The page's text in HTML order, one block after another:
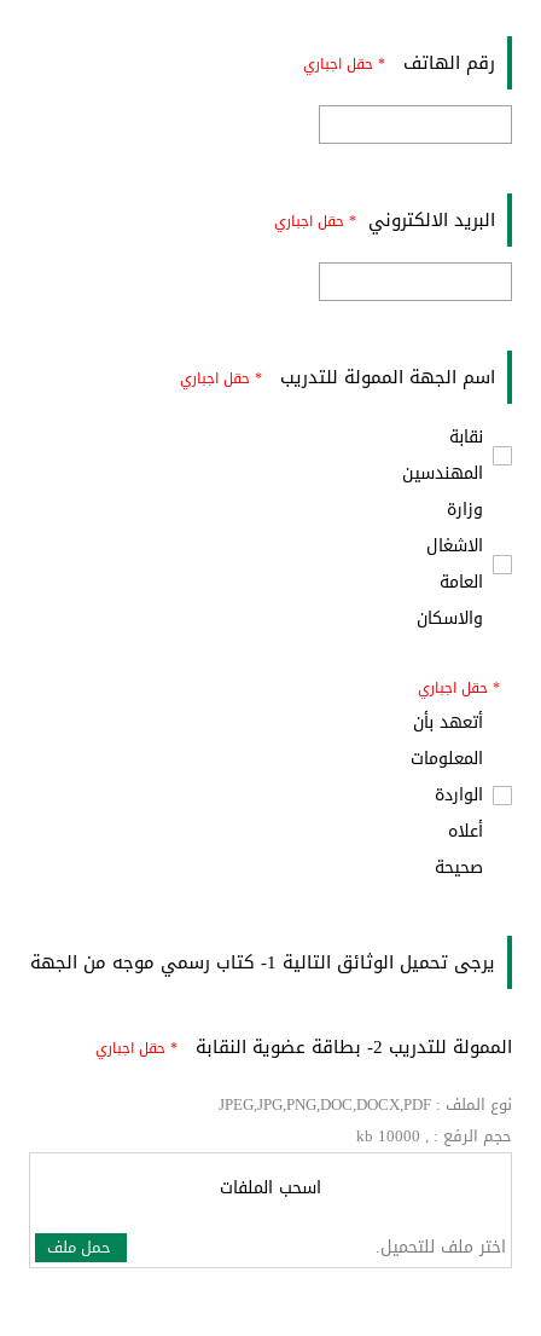
رقم الهاتف * حقل اجباري
البريد الالكتروني * حقل اجباري
اسم الجهة الممولة للتدريب * حقل اجباري
نقابة
المهندسين
وزارة
الاشغال
العامة
والاسكان
* حقل اجباري
أتعهد بأن
المعلومات
الواردة
أعلاه
صحيحة
يرجى تحميل الوثائق التالية 1- كتاب رسمي موجه من الجهة
الممولة للتدريب 2- بطاقة عضوية النقابة * حقل اجباري
حجم الرفع : , kb 10000
نوع الملف : JPEG,JPG,PNG,DOC,DOCX,PDF
اسحب الملفات
حمل ملف اختر ملف للتحميل.